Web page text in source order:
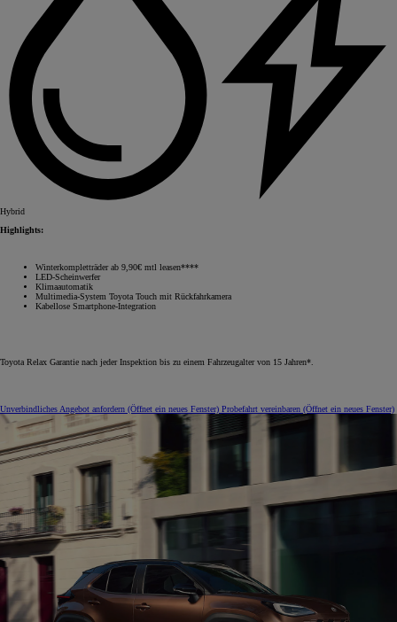
Hybrid
Highlights:
Winterkompletträder ab 9,90€ mtl leasen****
LED-Scheinwerfer
Klimaautomatik
Multimedia-System Toyota Touch mit Rückfahrkamera
Kabellose Smartphone-Integration
Toyota Relax Garantie nach jeder Inspektion bis zu einem Fahrzeugalter von 15 Jahren*.
Unverbindliches Angebot anfordern (Öffnet ein neues Fenster) Probefahrt vereinbaren (Öffnet ein neues Fenster)